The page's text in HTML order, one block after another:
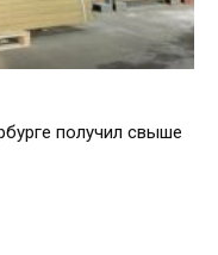
получил свыше